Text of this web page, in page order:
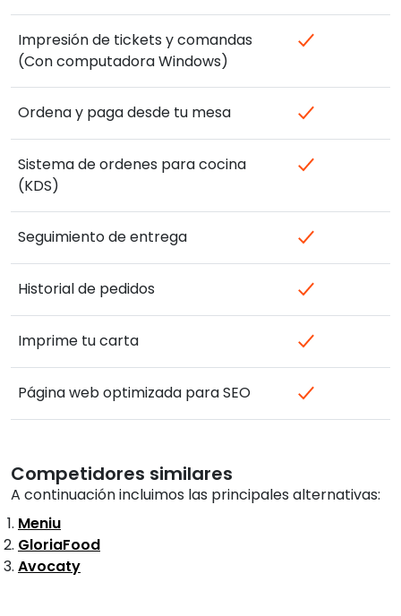
Impresión de tickets y comandas
(Con computadora Windows)
Ordena y paga desde tu mesa
Sistema de ordenes para cocina
(KDS)
Seguimiento de entrega
Historial de pedidos
Imprime tu carta
Página web optimizada para SEO
Competidores similares
A continuación incluimos las principales alternativas:
Meniu
GloriaFood
Avocaty